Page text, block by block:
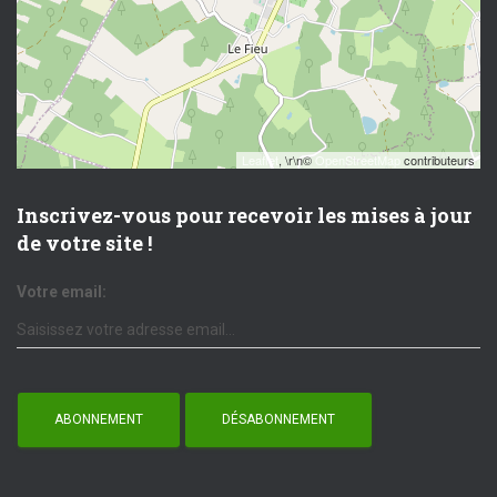
Leaflet, \r\n©OpenStreetMap contributeurs
Inscrivez-vous pour recevoir les mises à jour
de votre site !
Votre email: